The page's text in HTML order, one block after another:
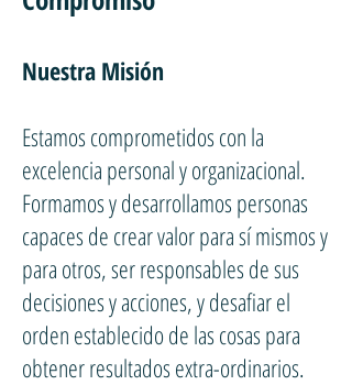
Nuestra Misión
Estamos comprometidos con la
excelencia personal y organizacional.
Formamos y desarrollamos personas
capaces de crear valor para sí mismos y
para otros, ser responsables de sus
decisiones y acciones, y desafiar el
orden establecido de las cosas para
obtener resultados extra-ordinarios.